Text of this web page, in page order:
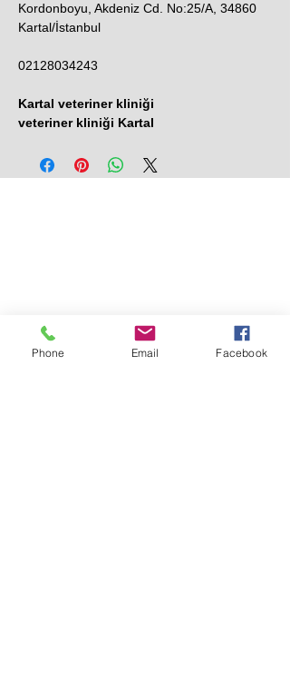
Kordonboyu, Akdeniz Cd. No:25/A, 34860
Kartal/İstanbul
02128034243
Kartal veteriner kliniği
veteriner kliniği Kartal
Phone Email Facebook